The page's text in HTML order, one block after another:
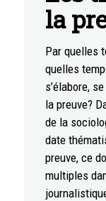
la
Par quelles
quelles
s’élabore,
la preuve?
de la
date
preuve, ce
multiples